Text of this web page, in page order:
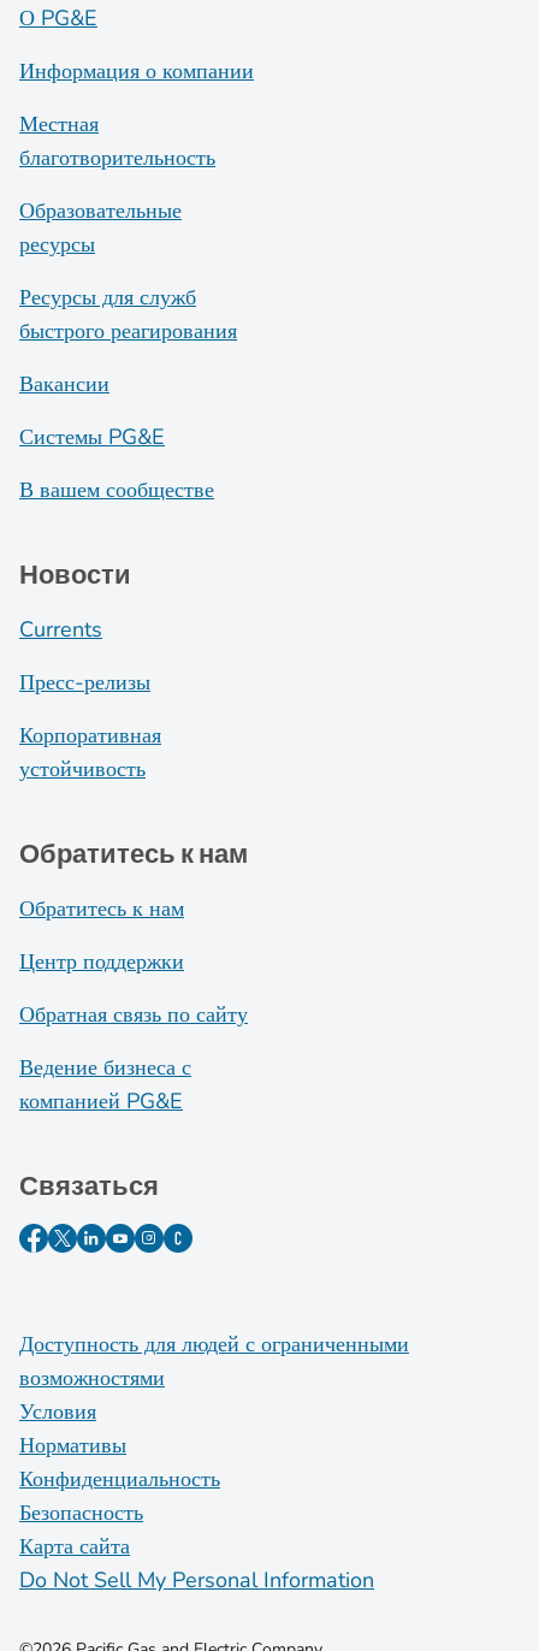
О PG&E
Информация о компании
Местная
благотворительность
Образовательные
ресурсы
Ресурсы для служб
быстрого реагирования
Вакансии
Системы PG&E
В вашем сообществе
Новости
Currents
Пресс-релизы
Корпоративная
устойчивость
Обратитесь к нам
Обратитесь к нам
Центр поддержки
Обратная связь по сайту
Ведение бизнеса с
компанией PG&E
Связаться
Доступность для людей с ограниченными
возможностями
Условия
Нормативы
Конфиденциальность
Безопасность
Карта сайта
Do Not Sell My Personal Information